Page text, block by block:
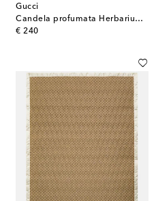
Gucci
Candela profumata Herbarium in porcellana
€ 240
original price